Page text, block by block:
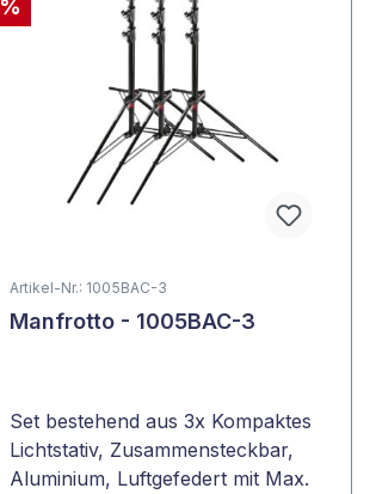
%
Artikel-Nr.: 1005BAC-3
Manfrotto - 1005BAC-3
Set bestehend aus 3x Kompaktes
Lichtstativ, Zusammensteckbar,
Aluminium, Luftgefedert mit Max.